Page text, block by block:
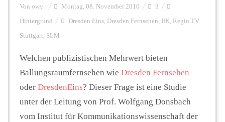
Hintergrund
FUNKTURM-Beiträge
Podcast
Von owy Montag, 08. November 2010 3
Hintergrund Dresden Eins, Dresden Fernsehen, IfK, Regio.TV
Stuttgart, SLM
Welchen publizistischen Mehrwert bieten
Ballungsraumfernsehen wie Dresden Fernsehen
oder DresdenEins? Dieser Frage ist eine Studie
unter der Leitung von Prof. Wolfgang Donsbach
vom Institut für Kommunikationswissenschaft der